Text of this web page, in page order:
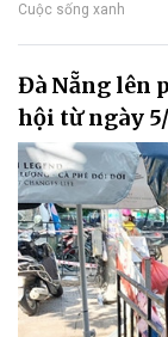
Cuộc sống xanh
Đà Nẵng lên
hội từ ngày